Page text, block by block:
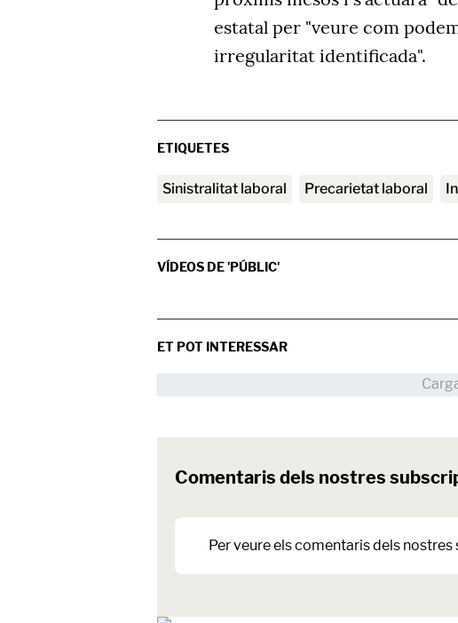
estatal per "veure com
irregularitat identificada".
ETIQUETES
sinistralitat laboral precarietat laboral
VÍDEOS DE 'PÚBLIC'
ET POT INTERESSAR
Comentaris dels nostres
Per veure els comentaris dels